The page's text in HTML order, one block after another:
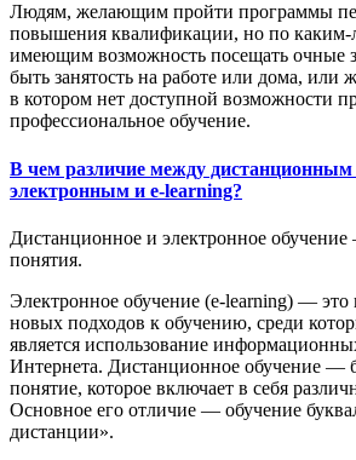
Людям, желающим пройти программы
повышения квалификации, но по
имеющим возможность посещать очные
быть занятость на работе или дома, или
в котором нет доступной возможности
профессиональное обучение.
В чем различие между дистанционным
электронным и e-learning?
Дистанционное и электронное
понятия.
Электронное обучение (e-learning) — это
новых подходов к обучению, среди
является использование
Интернета. Дистанционное обучение —
понятие, которое включает в себя
Основное его отличие — обучение
дистанции».